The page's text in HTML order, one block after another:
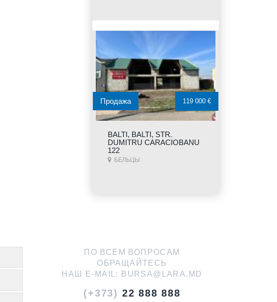
BALTI, BALTI, STR.
DUMITRU CARACIOBANU
122
БЕЛЬЦЫ
Продажа 119 000 €
ПО ВСЕМ ВОПРОСАМ
ОБРАЩАЙТЕСЬ
НАШ E-MAIL:
BURSA@LARA.MD
(+373) 22 888 888